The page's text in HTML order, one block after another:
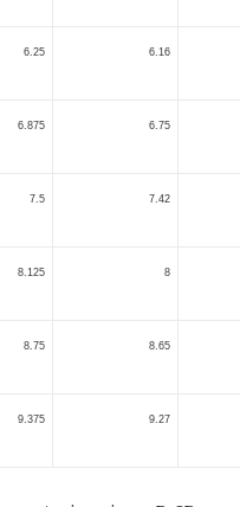
6.25 6.16
6.875 6.75
7.5 7.42
8.125 8
8.75 8.65
9.375 9.27